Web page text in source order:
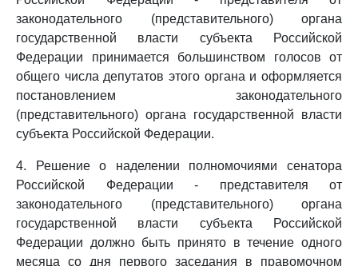
законодательного (представительного) органа
государственной власти субъекта Российской
Федерации принимается большинством голосов от
общего числа депутатов этого органа и оформляется
постановлением законодательного
(представительного) органа государственной власти
субъекта Российской Федерации.
4. Решение о наделении полномочиями сенатора
Российской Федерации - представителя от
законодательного (представительного) органа
государственной власти субъекта Российской
Федерации должно быть принято в течение одного
месяца со дня первого заседания в правомочном